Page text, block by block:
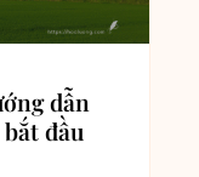
dẫn
đầu